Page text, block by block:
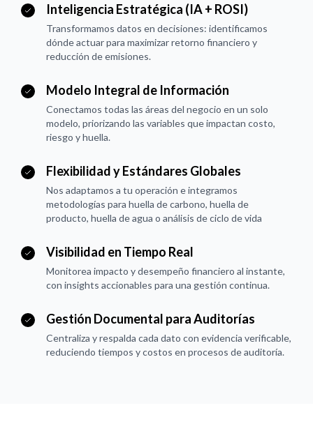
Inteligencia Estratégica (IA + ROSI)
Transformamos datos en decisiones: identificamos
dónde actuar para maximizar retorno financiero y
reducción de emisiones.
Modelo Integral de Información
Conectamos todas las áreas del negocio en un solo
modelo, priorizando las variables que impactan costo,
riesgo y huella.
Flexibilidad y Estándares Globales
Nos adaptamos a tu operación e integramos
metodologías para huella de carbono, huella de
producto, huella de agua o análisis de ciclo de vida
Visibilidad en Tiempo Real
Monitorea impacto y desempeño financiero al instante,
con insights accionables para una gestión continua.
Gestión Documental para Auditorías
Centraliza y respalda cada dato con evidencia verificable,
reduciendo tiempos y costos en procesos de auditoría.